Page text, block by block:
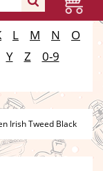
L M N
O
Y Z
0-9
Irish Tweed Black